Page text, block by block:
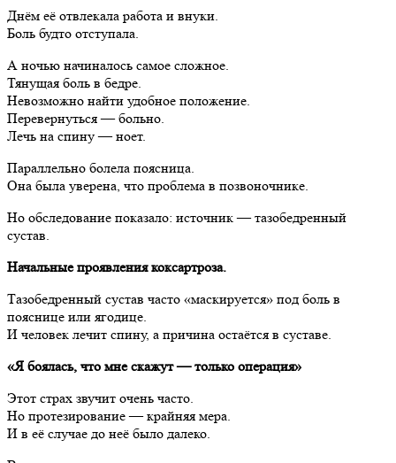
Днём её отвлекала работа и внуки.
Боль будто отступала.
А ночью начиналось самое сложное.
Тянущая боль в бедре.
Невозможно найти удобное положение.
Перевернуться — больно.
Лечь на спину — ноет.
Параллельно болела поясница.
Она была уверена, что проблема в позвоночнике.
Но обследование показало: источник — тазобедренный
сустав.
Начальные проявления коксартроза.
Тазобедренный сустав часто «маскируется» под боль в
пояснице или ягодице.
И человек лечит спину, а причина остаётся в суставе.
«Я боялась, что мне скажут — только операция»
Этот страх звучит очень часто.
Но протезирование — крайняя мера.
И в её случае до неё было далеко.